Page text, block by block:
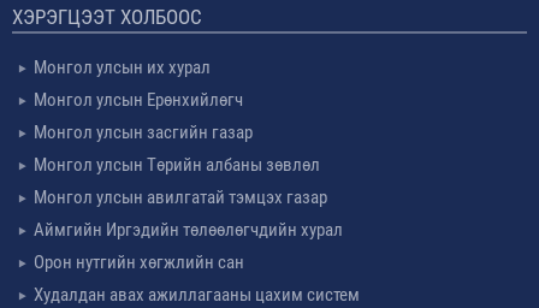
ХЭРЭГЦЭЭТ ХОЛБООС
Монгол улсын их хурал
Монгол улсын Ерөнхийлөгч
Монгол улсын засгийн газар
Монгол улсын Төрийн албаны зөвлөл
Монгол улсын авилгатай тэмцэх газар
Аймгийн Иргэдийн төлөөлөгчдийн хурал
Орон нутгийн хөгжлийн сан
Худалдан авах ажиллагааны цахим систем